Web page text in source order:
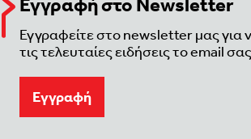
Εγγραφή στο Newsletter
Εγγραφείτε στο newsletter μας για
τις τελευταίες ειδήσεις το email
Eγγραφή